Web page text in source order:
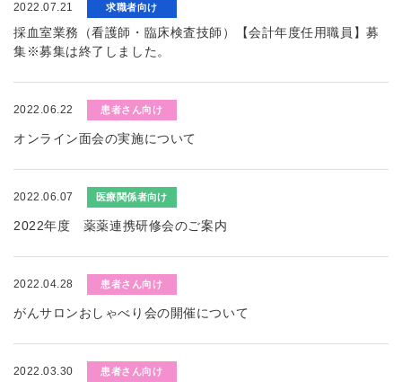
2022.07.21 求職者向け
採血室業務（看護師・臨床検査技師）【会計年度任用職員】募
集※募集は終了しました。
2022.06.22 患者さん向け
オンライン面会の実施について
2022.06.07 医療関係者向け
2022年度 薬薬連携研修会のご案内
2022.04.28 患者さん向け
がんサロンおしゃべり会の開催について
2022.03.30 患者さん向け